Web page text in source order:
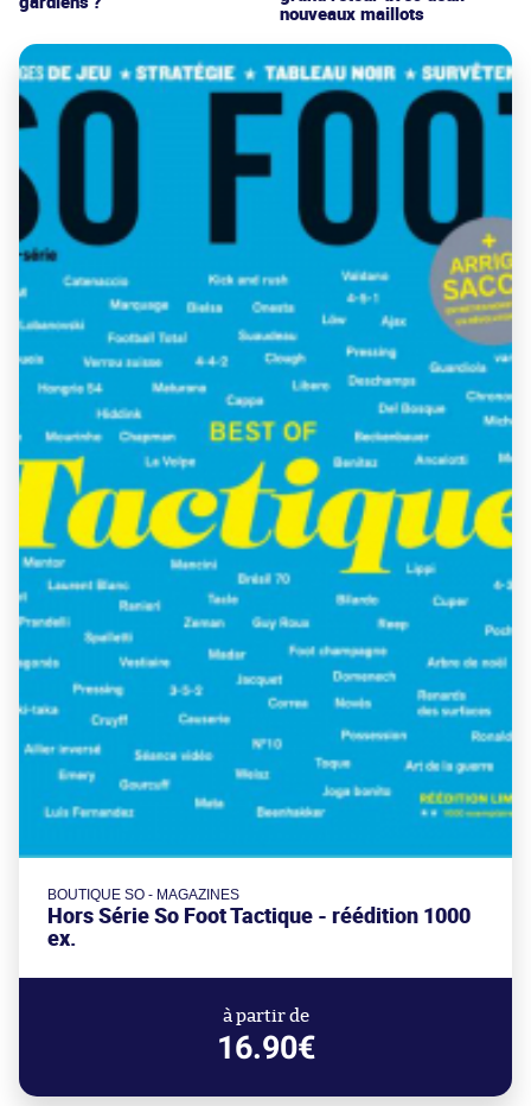
nouveaux maillots
BOUTIQUE SO - MAGAZINES
Hors Série So Foot Tactique - réédition 1000
ex.
à partir de
16.90€